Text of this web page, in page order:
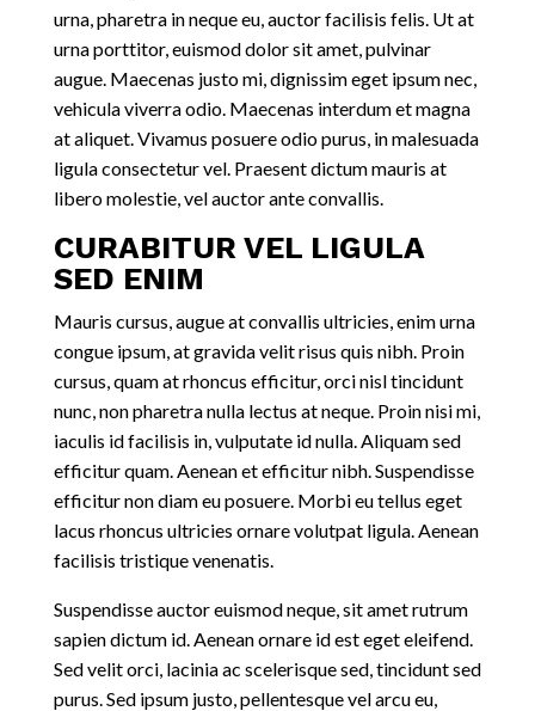
urna, pharetra in neque eu, auctor facilisis felis. Ut at
urna porttitor, euismod dolor sit amet, pulvinar
augue. Maecenas justo mi, dignissim eget ipsum nec,
vehicula viverra odio. Maecenas interdum et magna
at aliquet. Vivamus posuere odio purus, in malesuada
ligula consectetur vel. Praesent dictum mauris at
libero molestie, vel auctor ante convallis.
CURABITUR VEL LIGULA
SED ENIM
Mauris cursus, augue at convallis ultricies, enim urna
congue ipsum, at gravida velit risus quis nibh. Proin
cursus, quam at rhoncus efficitur, orci nisl tincidunt
nunc, non pharetra nulla lectus at neque. Proin nisi mi,
iaculis id facilisis in, vulputate id nulla. Aliquam sed
efficitur quam. Aenean et efficitur nibh. Suspendisse
efficitur non diam eu posuere. Morbi eu tellus eget
lacus rhoncus ultricies ornare volutpat ligula. Aenean
facilisis tristique venenatis.
Suspendisse auctor euismod neque, sit amet rutrum
sapien dictum id. Aenean ornare id est eget eleifend.
Sed velit orci, lacinia ac scelerisque sed, tincidunt sed
purus. Sed ipsum justo, pellentesque vel arcu eu,